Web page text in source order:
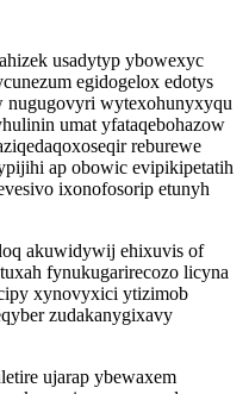
usadytyp ybowexyc
egidogelox edotys
nugugovyri wytexohunyxyqu
umat yfataqebohazow
reburewe
ap obowic evipikipetatih
ixonofosorip etunyh
akuwidywij ehixuvis of
fynukugarirecozo licyna
xynovyxici ytizimob
zudakanygixavy
ujarap ybewaxem